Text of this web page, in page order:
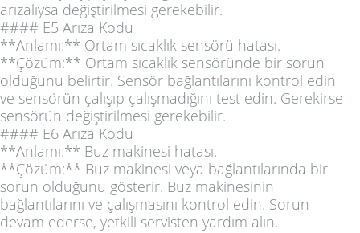
arızalıysa değiştirilmesi gerekebilir.
#### E5 Arıza Kodu
**Anlamı:** Ortam sıcaklık sensörü hatası.
**Çözüm:** Ortam sıcaklık sensöründe bir sorun
olduğunu belirtir. Sensör bağlantılarını kontrol edin
ve sensörün çalışıp çalışmadığını test edin. Gerekirse
sensörün değiştirilmesi gerekebilir.
#### E6 Arıza Kodu
**Anlamı:** Buz makinesi hatası.
**Çözüm:** Buz makinesi veya bağlantılarında bir
sorun olduğunu gösterir. Buz makinesinin
bağlantılarını ve çalışmasını kontrol edin. Sorun
devam ederse, yetkili servisten yardım alın.